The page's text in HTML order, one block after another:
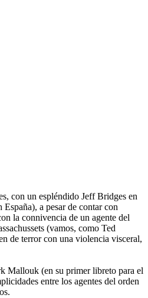
con un espléndido Jeff Bridges en
a pesar de contar con
la connivencia de un agente del
(vamos, como Ted
de terror con una violencia visceral,
Mallouk (en su primer libreto para el
entre los agentes del orden